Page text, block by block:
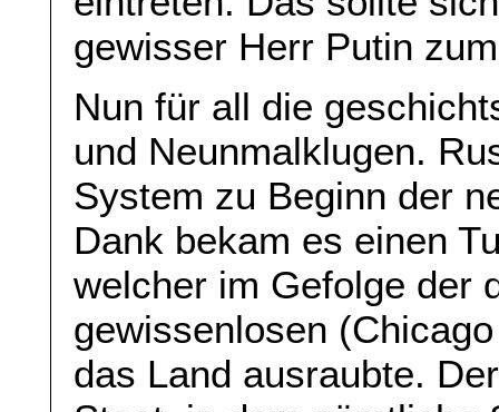
gewisser Herr Putin
Nun für all die
und Neunmalklugen.
System zu Beginn der
Dank bekam es einen
welcher im Gefolge der
gewissenlosen
das Land ausraubte.